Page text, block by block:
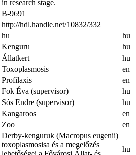
in research stage.
B-9691
http://hdl.handle.net/10832/332
hu
hu
Kenguru
hu
Állatkert
hu
Toxoplasmosis
en
Profilaxis
en
Fok Éva (supervisor)
hu
Sós Endre (supervisor)
hu
Kangaroos
en
Zoo en
Derby-kenguruk (Macropus eugenii)
toxoplasmosisa és a megelőzés
hu